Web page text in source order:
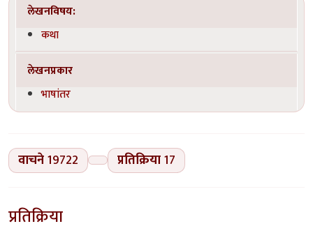
लेखनविषय:
कथा
लेखनप्रकार
भाषांतर
वाचने19722 प्रतिक्रिया17
प्रतिक्रिया